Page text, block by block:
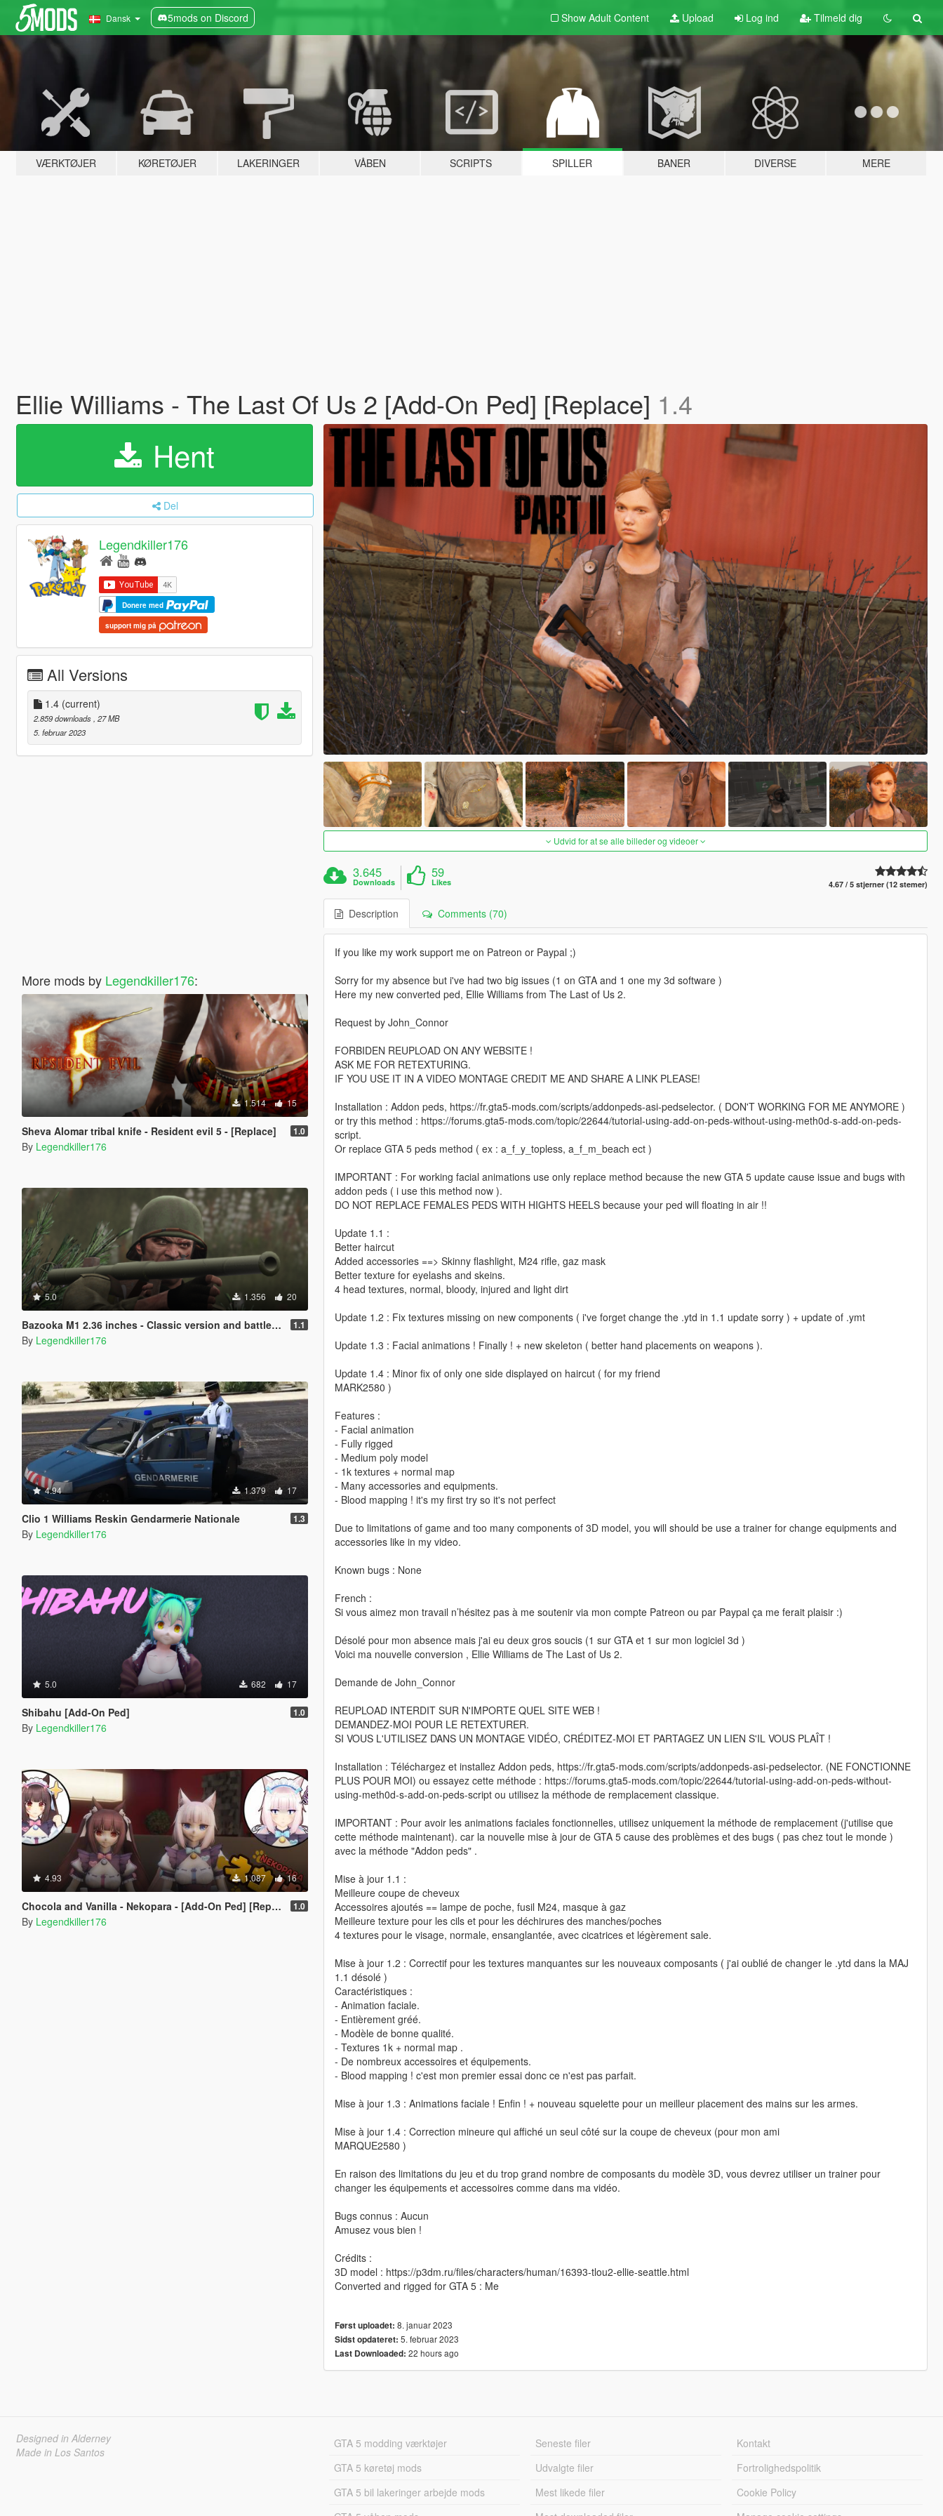
Dansk 5mods on Discord Show Adult Content Upload Log ind Tilmeld dig
VÆRKTØJER KØRETØJER LAKERINGER VÅBEN SCRIPTS SPILLER BANER DIVERSE MERE
Ellie Williams - The Last Of Us 2 [Add-On Ped] [Replace] 1.4
Hent
Del
Legendkiller176
Donere med
support mig på
All Versions
1.4 (current)
2.859 downloads , 27 MB
5. februar 2023
More mods by Legendkiller176:
1.514 15
Sheva Alomar tribal knife - Resident evil 5 - [Replace] 1.0
By Legendkiller176
5.0 1.356 20
Bazooka M1 2.36 inches - Classic version and battle of Osana version . 1.1
By Legendkiller176
4.94 1.379 17
Clio 1 Williams Reskin Gendarmerie Nationale 1.3
By Legendkiller176
5.0 682 17
Shibahu [Add-On Ped] 1.0
By Legendkiller176
4.93 1.087 16
Chocola and Vanilla - Nekopara - [Add-On Ped] [Replace] 1.0
By Legendkiller176
Udvid for at se alle billeder og videoer
3.645
Downloads
59
Likes 4.67 / 5 stjerner (12 stemer)
Description Comments (70)
If you like my work support me on Patreon or Paypal ;)
Sorry for my absence but i've had two big issues (1 on GTA and 1 one my 3d software )
Here my new converted ped, Ellie Williams from The Last of Us 2.
Request by John_Connor
FORBIDEN REUPLOAD ON ANY WEBSITE !
ASK ME FOR RETEXTURING.
IF YOU USE IT IN A VIDEO MONTAGE CREDIT ME AND SHARE A LINK PLEASE!
Installation : Addon peds, https://fr.gta5-mods.com/scripts/addonpeds-asi-pedselector. ( DON'T WORKING FOR ME ANYMORE )
or try this method : https://forums.gta5-mods.com/topic/22644/tutorial-using-add-on-peds-without-using-meth0d-s-add-on-peds-
script.
Or replace GTA 5 peds method ( ex : a_f_y_topless, a_f_m_beach ect )
IMPORTANT : For working facial animations use only replace method because the new GTA 5 update cause issue and bugs with
addon peds ( i use this method now ).
DO NOT REPLACE FEMALES PEDS WITH HIGHTS HEELS because your ped will floating in air !!
Update 1.1 :
Better haircut
Added accessories ==> Skinny flashlight, M24 rifle, gaz mask
Better texture for eyelashs and skeins.
4 head textures, normal, bloody, injured and light dirt
Update 1.2 : Fix textures missing on new components ( i've forget change the .ytd in 1.1 update sorry ) + update of .ymt
Update 1.3 : Facial animations ! Finally ! + new skeleton ( better hand placements on weapons ).
Update 1.4 : Minor fix of only one side displayed on haircut ( for my friend
MARK2580 )
Features :
- Facial animation
- Fully rigged
- Medium poly model
- 1k textures + normal map
- Many accessories and equipments.
- Blood mapping ! it's my first try so it's not perfect
Due to limitations of game and too many components of 3D model, you will should be use a trainer for change equipments and
accessories like in my video.
Known bugs : None
French :
Si vous aimez mon travail n’hésitez pas à me soutenir via mon compte Patreon ou par Paypal ça me ferait plaisir :)
Désolé pour mon absence mais j'ai eu deux gros soucis (1 sur GTA et 1 sur mon logiciel 3d )
Voici ma nouvelle conversion , Ellie Williams de The Last of Us 2.
Demande de John_Connor
REUPLOAD INTERDIT SUR N'IMPORTE QUEL SITE WEB !
DEMANDEZ-MOI POUR LE RETEXTURER.
SI VOUS L'UTILISEZ DANS UN MONTAGE VIDÉO, CRÉDITEZ-MOI ET PARTAGEZ UN LIEN S'IL VOUS PLAÎT !
Installation : Téléchargez et installez Addon peds, https://fr.gta5-mods.com/scripts/addonpeds-asi-pedselector. (NE FONCTIONNE
PLUS POUR MOI) ou essayez cette méthode : https://forums.gta5-mods.com/topic/22644/tutorial-using-add-on-peds-without-
using-meth0d-s-add-on-peds-script ou utilisez la méthode de remplacement classique.
IMPORTANT : Pour avoir les animations faciales fonctionnelles, utilisez uniquement la méthode de remplacement (j'utilise que
cette méthode maintenant). car la nouvelle mise à jour de GTA 5 cause des problèmes et des bugs ( pas chez tout le monde )
avec la méthode "Addon peds" .
Mise à jour 1.1 :
Meilleure coupe de cheveux
Accessoires ajoutés == lampe de poche, fusil M24, masque à gaz
Meilleure texture pour les cils et pour les déchirures des manches/poches
4 textures pour le visage, normale, ensanglantée, avec cicatrices et légèrement sale.
Mise à jour 1.2 : Correctif pour les textures manquantes sur les nouveaux composants ( j'ai oublié de changer le .ytd dans la MAJ
1.1 désolé )
Caractéristiques :
- Animation faciale.
- Entièrement gréé.
- Modèle de bonne qualité.
- Textures 1k + normal map .
- De nombreux accessoires et équipements.
- Blood mapping ! c'est mon premier essai donc ce n'est pas parfait.
Mise à jour 1.3 : Animations faciale ! Enfin ! + nouveau squelette pour un meilleur placement des mains sur les armes.
Mise à jour 1.4 : Correction mineure qui affiché un seul côté sur la coupe de cheveux (pour mon ami
MARQUE2580 )
En raison des limitations du jeu et du trop grand nombre de composants du modèle 3D, vous devrez utiliser un trainer pour
changer les équipements et accessoires comme dans ma vidéo.
Bugs connus : Aucun
Amusez vous bien !
Crédits :
3D model : https://p3dm.ru/files/characters/human/16393-tlou2-ellie-seattle.html
Converted and rigged for GTA 5 : Me
Først uploadet: 8. januar 2023
Sidst opdateret: 5. februar 2023
Last Downloaded: 22 hours ago
Designed in Alderney
Made in Los Santos
GTA 5 modding værktøjer
GTA 5 køretøj mods
GTA 5 bil lakeringer arbejde mods
Seneste filer
Udvalgte filer
Mest likede filer
Kontakt
Fortrolighedspolitik
Cookie Policy